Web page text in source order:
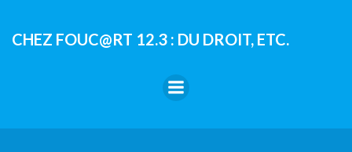
contenu
CHEZ FOUC@RT 12.3 : DU DROIT, ETC.